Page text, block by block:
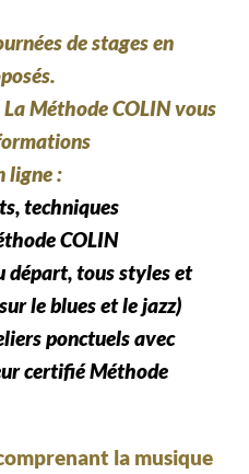
de stages en
La Méthode COLIN vous
ligne :
techniques
COLIN
départ, tous styles et
le blues et le jazz)
ponctuels avec
certifié Méthode
la musique